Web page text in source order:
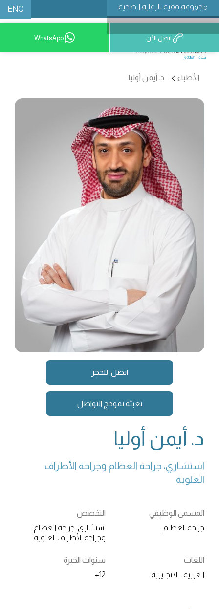
مجموعة فقيه للرعاية الصحية ENG
9200 12777 اتصل الآن WhatsApp
الأطباء د. أيمن أوليا
اتصل للحجز
تعبئة نموذج التواصل
د. أيمن أوليا
استشاري، جراحة العظام وجراحة الأطراف
العلوية
المسمى الوظيفي
جراحة العظام
التخصص
استشاري، جراحة العظام
وجراحة الأطراف العلوية
اللغات
العربية ، الانجليزية
سنوات الخبرة
12+